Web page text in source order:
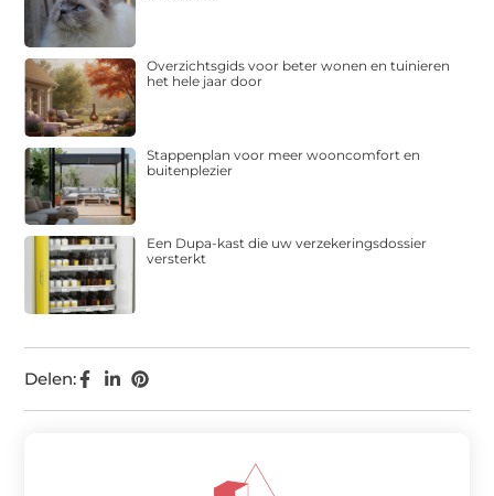
Delen:
Overzichtsgids voor beter wonen en tuinieren
het hele jaar door
Stappenplan voor meer wooncomfort en
buitenplezier
Een Dupa-kast die uw verzekeringsdossier
versterkt